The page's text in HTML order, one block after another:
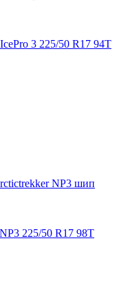
3 225/50 R17 94T
225/50 R17 98T